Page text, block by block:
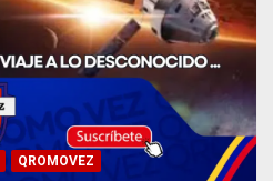
QROMOVEZ